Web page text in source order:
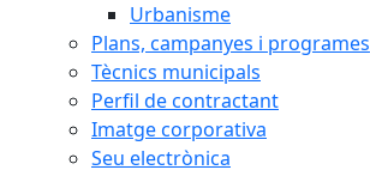
Urbanisme
Plans, campanyes i programes
Tècnics municipals
Perfil de contractant
Imatge corporativa
Seu electrònica